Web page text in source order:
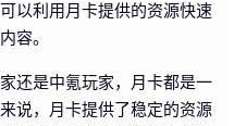
以利用月卡提供的资源快速
容。
还是中氪玩家，月卡都是一
说，月卡提供了稳定的资源